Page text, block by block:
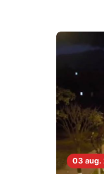
03 aug.